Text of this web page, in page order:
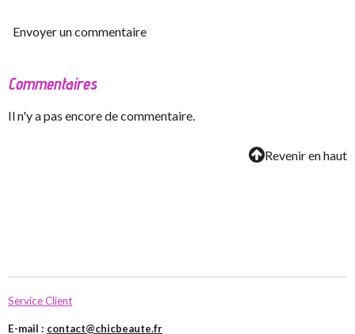
Envoyer un commentaire
Commentaires
Il n'y a pas encore de commentaire.
Revenir en haut
Service Client
E-mail : contact@chicbeaute.fr